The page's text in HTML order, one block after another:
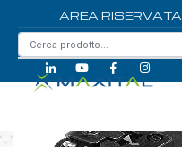
AREA RISERVATA
HT3